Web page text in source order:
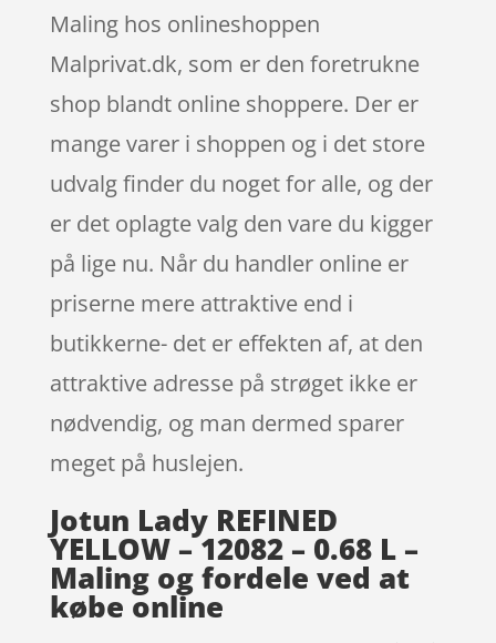
Maling hos onlineshoppen
Malprivat.dk, som er den foretrukne
shop blandt online shoppere. Der er
mange varer i shoppen og i det store
udvalg finder du noget for alle, og der
er det oplagte valg den vare du kigger
på lige nu. Når du handler online er
priserne mere attraktive end i
butikkerne- det er effekten af, at den
attraktive adresse på strøget ikke er
nødvendig, og man dermed sparer
meget på huslejen.
Jotun Lady REFINED
YELLOW – 12082 – 0.68 L –
Maling og fordele ved at
købe online